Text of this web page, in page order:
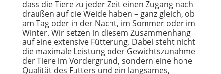
dass die Tiere zu jeder Zeit einen Zugang nach
draußen auf die Weide haben – ganz gleich, ob
am Tag oder in der Nacht, im Sommer oder im
Winter. Wir setzen in diesem Zusammenhang
auf eine extensive Fütterung. Dabei steht nicht
die maximale Leistung oder Gewichtszunahme
der Tiere im Vordergrund, sondern eine hohe
Qualität des Futters und ein langsames,